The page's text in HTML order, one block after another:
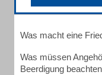
Was macht eine
Was müssen
Beerdigung